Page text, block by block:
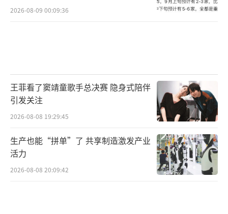
2026-08-09 00:09:36
王菲看了窦靖童歌手总决赛 隐身式陪伴
引发关注
2026-08-08 19:29:45
生产也能“拼单”了 共享制造激发产业
活力
2026-08-08 20:09:42